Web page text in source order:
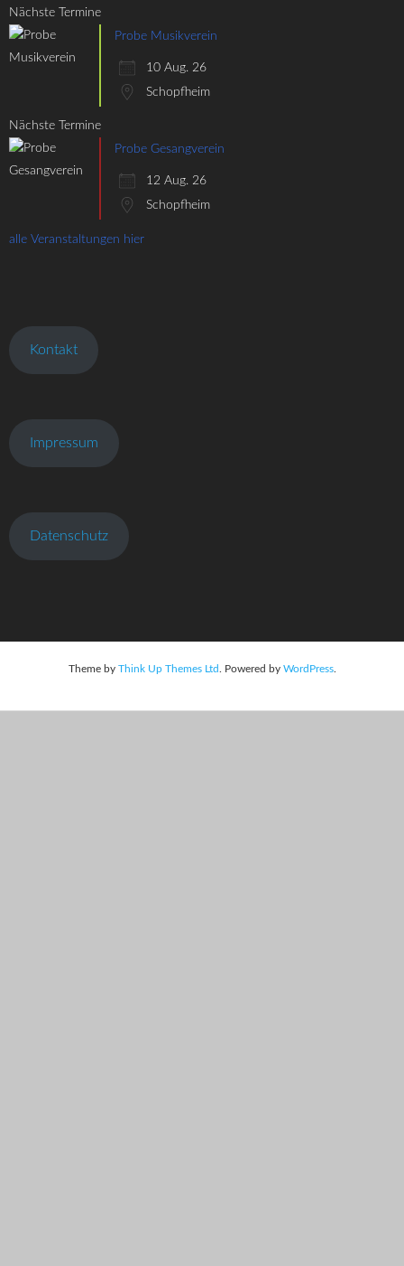
Nächste Termine
Probe Musikverein
10 Aug. 26
Schopfheim
Nächste Termine
Probe Gesangverein
12 Aug. 26
Schopfheim
alle Veranstaltungen hier
Kontakt
Impressum
Datenschutz
Theme by Think Up Themes Ltd . Powered by WordPress.